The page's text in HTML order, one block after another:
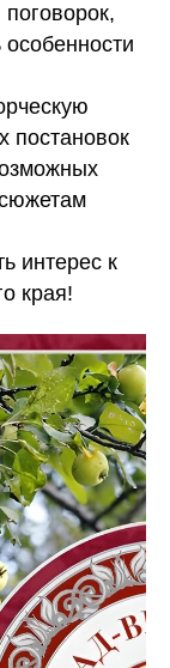
постановок
интерес к
края!